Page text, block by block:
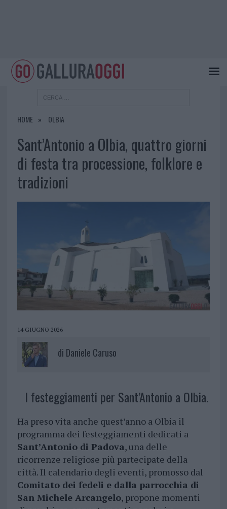
HOME OLBIA
Sant’Antonio a Olbia, quattro giorni
di festa tra processione, folklore e
tradizioni
14 GIUGNO 2026
di Daniele Caruso
I festeggiamenti per Sant’Antonio a Olbia.
Ha preso vita anche quest’anno a Olbia il
programma dei festeggiamenti dedicati a
Sant’Antonio di Padova, una delle
ricorrenze religiose più partecipate della
città. Il calendario degli eventi, promosso dal
Comitato dei fedeli e dalla parrocchia di
San Michele Arcangelo, propone momenti